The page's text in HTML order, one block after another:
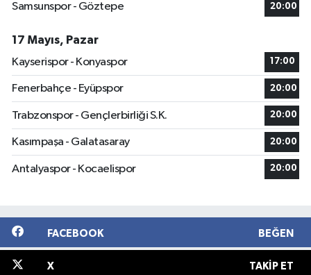
Samsunspor - Göztepe 20:00
17 Mayıs, Pazar
Kayserispor - Konyaspor
17:00
Fenerbahçe - Eyüpspor 20:00
Trabzonspor - Gençlerbirliği S.K. 20:00
Kasımpaşa - Galatasaray 20:00
Antalyaspor - Kocaelispor 20:00
FACEBOOK BEĞEN
X TAKIP ET